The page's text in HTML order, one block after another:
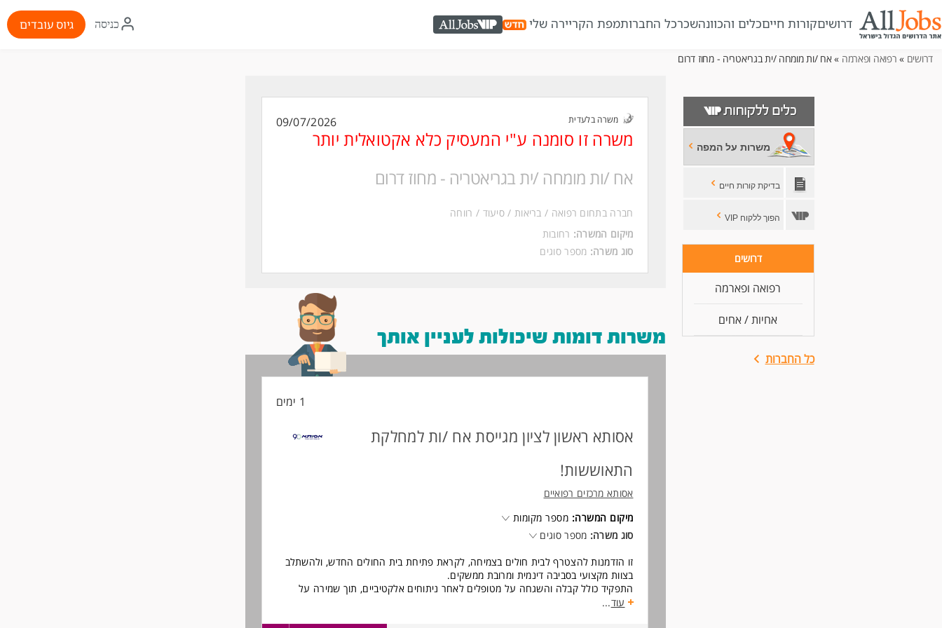
דרושיםקורות חייםכלים והכוונהשכרכל החברותמפת הקריירה שלי AllJobs VIP
איקון
התחברות
כניסה גיוס עובדים
דרושים » רפואה ופארמה » אח /ות מומחה /ית בגריאטריה - מחוז דרום
משרות על המפה
בדיקת קורות חיים
הפוך ללקוח VIP
דרושים
רפואה ופארמה
אחיות / אחים
כל החברות
משרה בלעדית 09/07/2026
משרה זו סומנה ע"י המעסיק כלא אקטואלית יותר
אח /ות מומחה /ית בגריאטריה - מחוז דרום
חברה בתחום רפואה / בריאות / סיעוד / רווחה
מיקום המשרה: רחובות
סוג משרה: מספר סוגים
משרות דומות שיכולות לעניין אותך
1 ימים
אסותא ראשון לציון מגייסת אח /ות למחלקת
התאוששות!
אסותא מרכזים רפואיים
מיקום המשרה: מספר מקומות
סוג משרה: מספר סוגים
זו הזדמנות להצטרף לבית חולים בצמיחה, לקראת פתיחת בית החולים החדש, ולהשתלב
בצוות מקצועי בסביבה דינמית ומרובת ממשקים.
התפקיד כולל קבלה והשגחה על מטופלים לאחר ניתוחים אלקטיביים, תוך שמירה על
נוחותם ובטיחותם לאורך שלב ההתאוששות.
עוד...